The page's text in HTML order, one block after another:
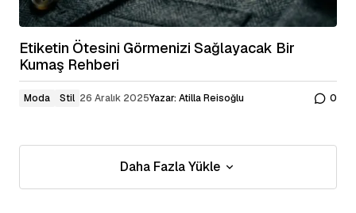
Etiketin Ötesini Görmenizi Sağlayacak Bir
Kumaş Rehberi
Moda Stil 26 Aralık 2025Yazar: Atilla Reisoğlu 0
Daha Fazla Yükle
Daha Fazla Yükle